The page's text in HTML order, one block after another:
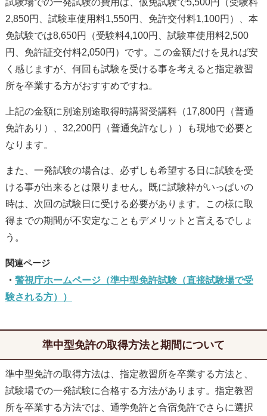
試験場での一発試験の費用は、仮免試験で5,500円（受験料
2,850円、試験車使用料1,550円、免許交付料1,100円）、本
免試験では8,650円（受験料4,100円、試験車使用料2,500
円、免許証交付料2,050円）です。この金額だけを見れば安
く感じますが、何回も試験を受ける事を考えると指定教習
所を卒業する方がおすすめですね。
上記の金額に別途別途取得時講習受講料（17,800円（普通
免許あり）、32,200円（普通免許なし））も現地で必要と
なります。
また、一発試験の場合は、必ずしも希望する日に試験を受
ける事が出来るとは限りません。既に試験枠がいっぱいの
時は、次回の試験日に受ける必要があります。この様に取
得までの期間が不安定なこともデメリットと言えるでしょ
う。
警視庁ホームページ（準中型免許試験（直接試験場で受
験される方））
準中型免許の取得方法と期間について
準中型免許の取得方法は、指定教習所を卒業する方法と、
試験場での一発試験に合格する方法があります。指定教習
所を卒業する方法では、通学免許と合宿免許でさらに選択